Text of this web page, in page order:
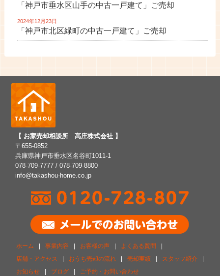
「神戸市垂水区山手の中古一戸建て」ご売却
2024年12月23日
「神戸市北区緑町の中古一戸建て」ご売却
【 お家売却相談所 高庄株式会社 】
〒655-0852
兵庫県神戸市垂水区名谷町1011-1
078-709-7777 / 078-709-8800
info@takashou-home.co.jp
ホーム | 事業内容 | お客様の声 | よくある質問
|
店舗・アクセス
| おうち売却の流れ | 売却実績 | スタッフ紹介
|
お知らせ
| ブログ | ご予約・お問い合わせ